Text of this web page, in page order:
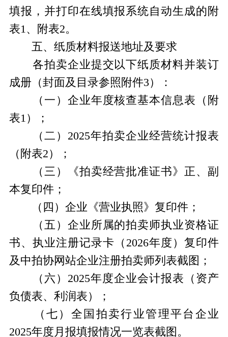
填报，并打印在线填报系统自动生成的附
表1、附表2。
五、纸质材料报送地址及要求
各拍卖企业提交以下纸质材料并装订
成册（封面及目录参照附件3）：
（一）企业年度核查基本信息表（附
表1）；
（二）2025年拍卖企业经营统计报表
（附表2）；
（三）《拍卖经营批准证书》正、副
本复印件；
（四）企业《营业执照》复印件；
（五）企业所属的拍卖师执业资格证
书、执业注册记录卡（2026年度）复印件
及中拍协网站企业注册拍卖师列表截图；
（六）2025年度企业会计报表（资产
负债表、利润表）；
（七）全国拍卖行业管理平台企业
2025年度月报填报情况一览表截图。